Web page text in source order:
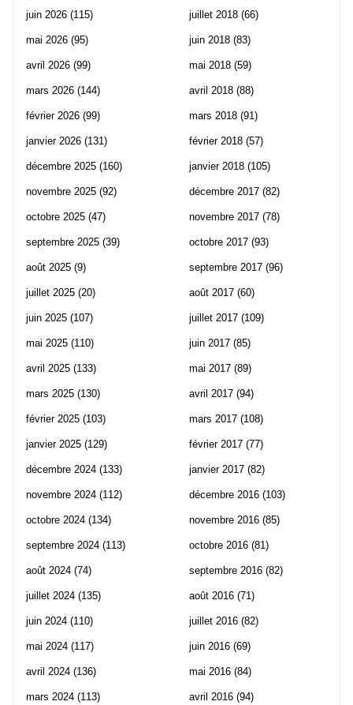
juin 2026 (115)
mai 2026 (95)
avril 2026 (99)
mars 2026 (144)
février 2026 (99)
janvier 2026 (131)
décembre 2025 (160)
novembre 2025 (92)
octobre 2025 (47)
septembre 2025 (39)
août 2025 (9)
juillet 2025 (20)
juin 2025 (107)
mai 2025 (110)
avril 2025 (133)
mars 2025 (130)
février 2025 (103)
janvier 2025 (129)
décembre 2024 (133)
novembre 2024 (112)
octobre 2024 (134)
septembre 2024 (113)
août 2024 (74)
juillet 2024 (135)
juin 2024 (110)
mai 2024 (117)
avril 2024 (136)
mars 2024 (113)
juillet 2018 (66)
juin 2018 (83)
mai 2018 (59)
avril 2018 (88)
mars 2018 (91)
février 2018 (57)
janvier 2018 (105)
décembre 2017 (82)
novembre 2017 (78)
octobre 2017 (93)
septembre 2017 (96)
août 2017 (60)
juillet 2017 (109)
juin 2017 (85)
mai 2017 (89)
avril 2017 (94)
mars 2017 (108)
février 2017 (77)
janvier 2017 (82)
décembre 2016 (103)
novembre 2016 (85)
octobre 2016 (81)
septembre 2016 (82)
août 2016 (71)
juillet 2016 (82)
juin 2016 (69)
mai 2016 (84)
avril 2016 (94)